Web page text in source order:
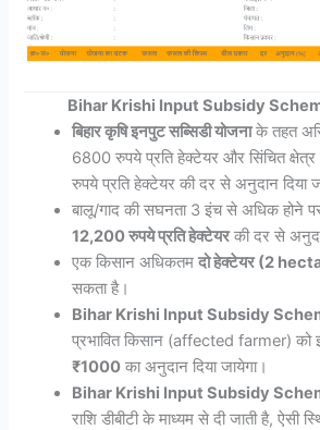
Bihar Krishi Input Subsidy
बिहार कृषि इनपुट सब्सिडी योजनाके तहत
6800 रुपये प्रति हेक्टेयर और सिंचित
रुपये प्रति हेक्टेयर की दर से अनुदान दिया
बालू/गाद की सघनता 3 इंच से अधिक होने पर
12,200 रुपये प्रति हेक्टेयरकी दर से
एक किसान अधिकतमदो हेक्टेयर (2
सकता है।
Bihar Krishi Input Subsidy
प्रभावित किसान (affected farmer) को
₹1000 का अनुदान दिया जायेगा।
Bihar Krishi Input Subsidy
राशि डीबीटी के माध्यम से दी जाती है, ऐसी